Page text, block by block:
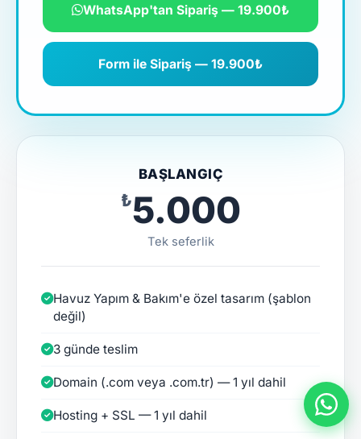
BAŞLANGIÇ
₺5.000
Tek seferlik
Havuz Yapım & Bakım'e özel tasarım (şablon
değil)
3 günde teslim
Domain (.com veya .com.tr) — 1 yıl dahil
Hosting + SSL — 1 yıl dahil
WhatsApp'tan Sipariş — 19.900₺
Form ile Sipariş — 19.900₺